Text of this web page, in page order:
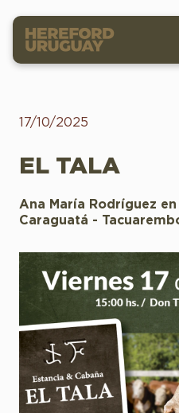
17/10/2025
EL TALA
Ana María Rodríguez
Caraguatá -